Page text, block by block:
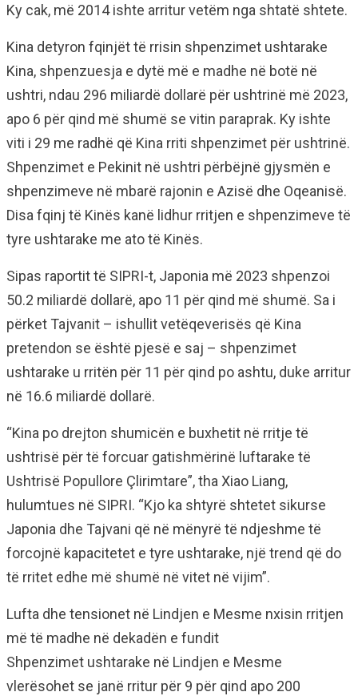
Ky cak, më 2014 ishte arritur vetëm nga shtatë shtete.
Kina detyron fqinjët të rrisin shpenzimet ushtarake
Kina, shpenzuesja e dytë më e madhe në botë në
ushtri, ndau 296 miliardë dollarë për ushtrinë më 2023,
apo 6 për qind më shumë se vitin paraprak. Ky ishte
viti i 29 me radhë që Kina rriti shpenzimet për ushtrinë.
Shpenzimet e Pekinit në ushtri përbëjnë gjysmën e
shpenzimeve në mbarë rajonin e Azisë dhe Oqeanisë.
Disa fqinj të Kinës kanë lidhur rritjen e shpenzimeve të
tyre ushtarake me ato të Kinës.
Sipas raportit të SIPRI-t, Japonia më 2023 shpenzoi
50.2 miliardë dollarë, apo 11 për qind më shumë. Sa i
përket Tajvanit – ishullit vetëqeverisës që Kina
pretendon se është pjesë e saj – shpenzimet
ushtarake u rritën për 11 për qind po ashtu, duke arritur
në 16.6 miliardë dollarë.
“Kina po drejton shumicën e buxhetit në rritje të
ushtrisë për të forcuar gatishmërinë luftarake të
Ushtrisë Popullore Çlirimtare”, tha Xiao Liang,
hulumtues në SIPRI. “Kjo ka shtyrë shtetet sikurse
Japonia dhe Tajvani që në mënyrë të ndjeshme të
forcojnë kapacitetet e tyre ushtarake, një trend që do
të rritet edhe më shumë në vitet në vijim”.
Lufta dhe tensionet në Lindjen e Mesme nxisin rritjen
më të madhe në dekadën e fundit
Shpenzimet ushtarake në Lindjen e Mesme
vlerësohet se janë rritur për 9 për qind apo 200